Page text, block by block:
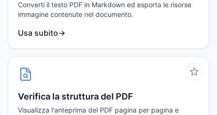
Converti il testo PDF in Markdown ed esporta le risorse
immagine contenute nel documento.
Usa subito→
Verifica la struttura del PDF
Visualizza l'anteprima del PDF pagina per pagina e